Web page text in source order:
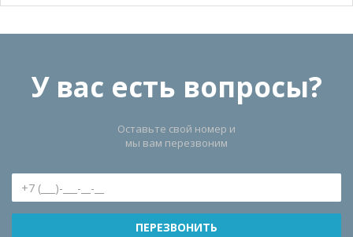
У вас есть вопросы?
Оставьте свой номер и
мы вам перезвоним